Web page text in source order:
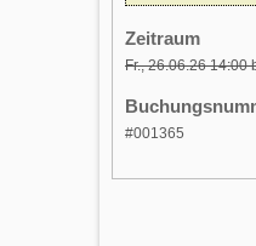
Zeitraum
Fr., 26.06.2614:00
#001365